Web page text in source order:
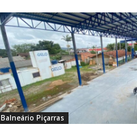
Balneário Piçarras